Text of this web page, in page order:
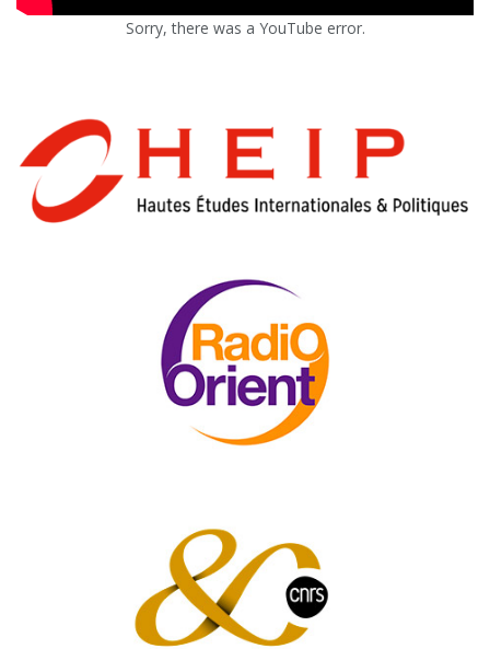
Sorry, there was a YouTube error.